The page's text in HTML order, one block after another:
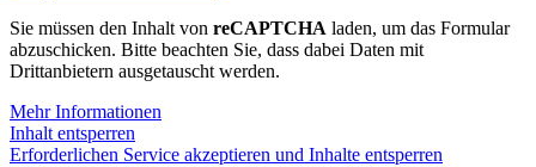
Sie müssen den Inhalt von reCAPTCHA laden, um das Formular
abzuschicken. Bitte beachten Sie, dass dabei Daten mit
Drittanbietern ausgetauscht werden.
Mehr Informationen
Inhalt entsperren
Erforderlichen Service akzeptieren und Inhalte entsperren